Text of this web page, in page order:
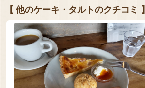
【 他のケーキ・タルトのクチコミ 】